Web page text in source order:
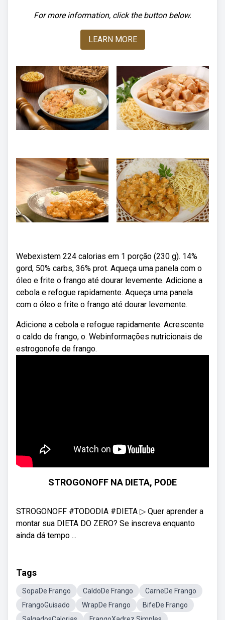
For more information, click the button below.
LEARN MORE
Webexistem 224 calorias em 1 porção (230 g). 14%
gord, 50% carbs, 36% prot. Aqueça uma panela com o
óleo e frite o frango até dourar levemente. Adicione a
cebola e refogue rapidamente. Aqueça uma panela
com o óleo e frite o frango até dourar levemente.
Adicione a cebola e refogue rapidamente. Acrescente
o caldo de frango, o. Webinformações nutricionais de
estrogonofe de frango.
STROGONOFF NA DIETA, PODE
STROGONOFF #TODODIA #DIETA ▷ Quer aprender a
montar sua DIETA DO ZERO? Se inscreva enquanto
ainda dá tempo ...
Tags
SopaDe Frango CaldoDe Frango
CarneDe Frango
FrangoGuisado
WrapDe Frango
BifeDe Frango